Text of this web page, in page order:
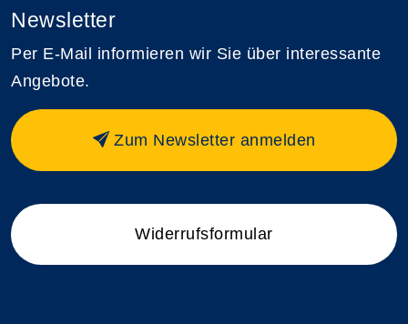
Newsletter
Per E-Mail informieren wir Sie über interessante
Angebote.
Zum Newsletter anmelden
Widerrufsformular